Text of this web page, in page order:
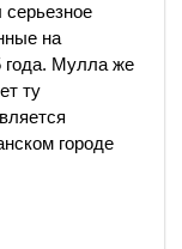
серьезное
на
года. Мулла же
ту
городе